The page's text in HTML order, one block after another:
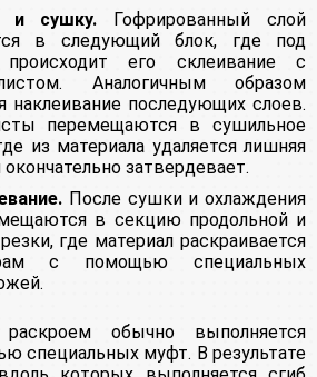
и сушку. Гофрированный слой
в следующий блок, где под
происходит его склеивание с
Аналогичным образом
наклеивание последующих слоев.
перемещаются в сушильное
из материала удаляется лишняя
окончательно затвердевает.
После сушки и охлаждения
в секцию продольной и
где материал раскраивается
с помощью специальных
обычно выполняется
специальных муфт. В результате